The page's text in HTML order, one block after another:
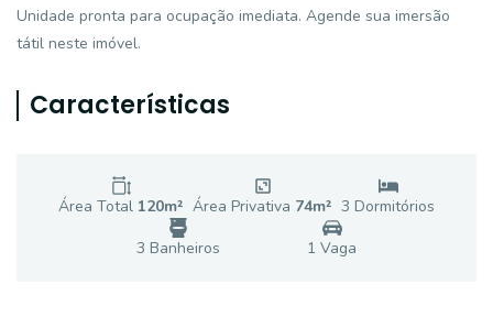
Unidade pronta para ocupação imediata. Agende sua imersão
tátil neste imóvel.
Características
Área Total 120m² Área Privativa 74m² 3 Dormitórios
3 Banheiros 1 Vaga